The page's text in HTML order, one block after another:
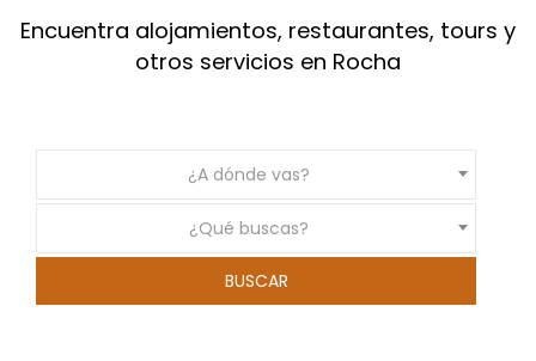
Encuentra alojamientos, restaurantes, tours y
otros servicios en Rocha
¿A dónde vas?
¿Qué buscas?